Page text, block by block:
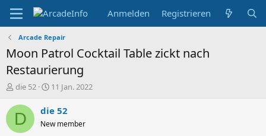
Anmelden Registrieren
Arcade Repair
Moon Patrol Cocktail Table zickt nach
Restaurierung
E
s
die 52
E
s
e
11 Jan. 2022
D die 52
New member